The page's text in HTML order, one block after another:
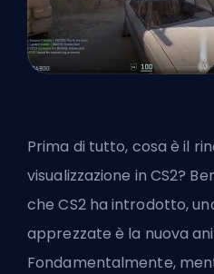
Prima di tutto, cosa è il
visualizzazione in CS2?
che CS2 ha introdotto,
apprezzate è la nuova
Fondamentalmente,